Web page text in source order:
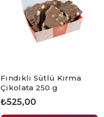
Fındıklı Sütlü Kırma
Çikolata 250 g
₺525,00